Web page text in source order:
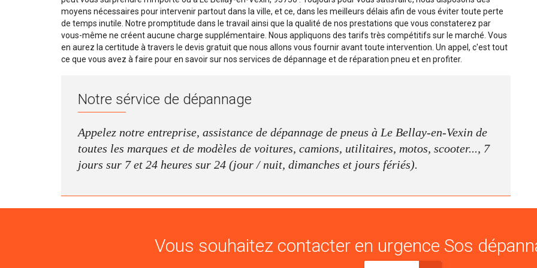
moyens nécessaires pour intervenir partout dans la ville, et ce, dans les meilleurs délais afin de vous éviter toute perte
de temps inutile. Notre promptitude dans le travail ainsi que la qualité de nos prestations que vous constaterez par
vous-même ne créent aucune charge supplémentaire. Nous appliquons des tarifs très compétitifs sur le marché. Vous
en aurez la certitude à travers le devis gratuit que nous allons vous fournir avant toute intervention. Un appel, c'est tout
ce que vous avez à faire pour en savoir sur nos services de dépannage et de réparation pneu et en profiter.
Notre sérvice de dépannage
Appelez notre entreprise, assistance de dépannage de pneus à Le Bellay-en-Vexin de
toutes les marques et de modèles de voitures, camions, utilitaires, motos, scooter..., 7
jours sur 7 et 24 heures sur 24 (jour / nuit, dimanches et jours fériés).
Vous souhaitez contacter en urgence Sos